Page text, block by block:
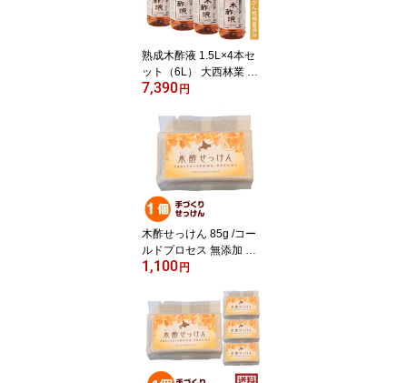
（楽天倉庫発送）
熟成木酢液 1.5L×4本セ
ット（6L） 大西林業 発
がん性検査済み 送料無料
道産 原液100% 窯元直
売 入浴用におすすめ 炭
のエキスで温泉気分 ぽか
ぽか・リラックス お風呂
に 汗などのニオイに
最強配送 最強翌日配送
（※楽天倉庫発送）
7,390 円
木酢せっけん 85g /コー
ルドプロセス 無添加 石
鹸 手作り石けん 北海道
植物性オイル配合 大西
林業 パーム油 オリーブ
果実油 ヒマシ油 シア脂
手づくり もくさく石鹸
1,100 円